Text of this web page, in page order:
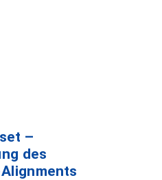
–
des